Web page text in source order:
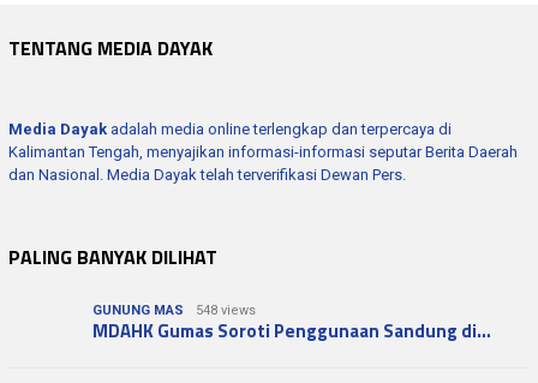
TENTANG MEDIA DAYAK
Media Dayak adalah media online terlengkap dan terpercaya di
Kalimantan Tengah, menyajikan informasi-informasi seputar Berita Daerah
dan Nasional. Media Dayak telah terverifikasi Dewan Pers.
PALING BANYAK DILIHAT
GUNUNG MAS 548 views
MDAHK Gumas Soroti Penggunaan Sandung di…